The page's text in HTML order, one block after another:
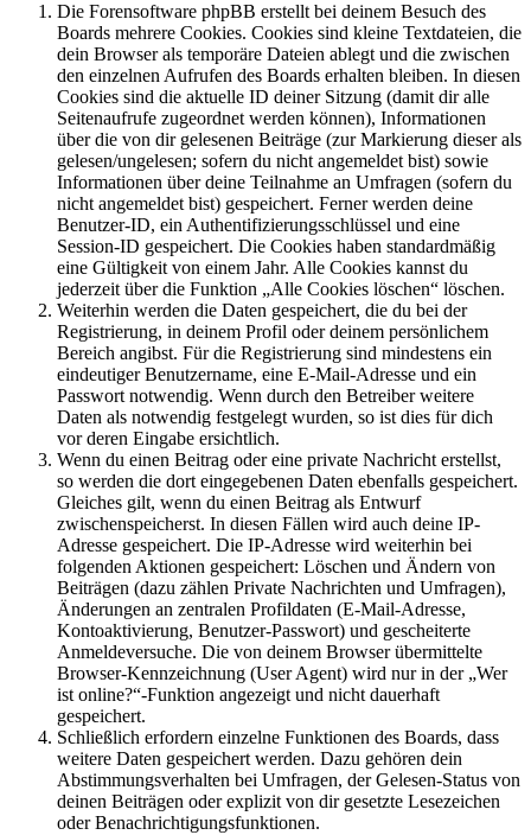
Die Forensoftware phpBB erstellt bei deinem Besuch des
Boards mehrere Cookies. Cookies sind kleine Textdateien, die
dein Browser als temporäre Dateien ablegt und die zwischen
den einzelnen Aufrufen des Boards erhalten bleiben. In diesen
Cookies sind die aktuelle ID deiner Sitzung (damit dir alle
Seitenaufrufe zugeordnet werden können), Informationen
über die von dir gelesenen Beiträge (zur Markierung dieser als
gelesen/ungelesen; sofern du nicht angemeldet bist) sowie
Informationen über deine Teilnahme an Umfragen (sofern du
nicht angemeldet bist) gespeichert. Ferner werden deine
Benutzer-ID, ein Authentifizierungsschlüssel und eine
Session-ID gespeichert. Die Cookies haben standardmäßig
eine Gültigkeit von einem Jahr. Alle Cookies kannst du
jederzeit über die Funktion „Alle Cookies löschen“ löschen.
Weiterhin werden die Daten gespeichert, die du bei der
Registrierung, in deinem Profil oder deinem persönlichem
Bereich angibst. Für die Registrierung sind mindestens ein
eindeutiger Benutzername, eine E-Mail-Adresse und ein
Passwort notwendig. Wenn durch den Betreiber weitere
Daten als notwendig festgelegt wurden, so ist dies für dich
vor deren Eingabe ersichtlich.
Wenn du einen Beitrag oder eine private Nachricht erstellst,
so werden die dort eingegebenen Daten ebenfalls gespeichert.
Gleiches gilt, wenn du einen Beitrag als Entwurf
zwischenspeicherst. In diesen Fällen wird auch deine IP-
Adresse gespeichert. Die IP-Adresse wird weiterhin bei
folgenden Aktionen gespeichert: Löschen und Ändern von
Beiträgen (dazu zählen Private Nachrichten und Umfragen),
Änderungen an zentralen Profildaten (E-Mail-Adresse,
Kontoaktivierung, Benutzer-Passwort) und gescheiterte
Anmeldeversuche. Die von deinem Browser übermittelte
Browser-Kennzeichnung (User Agent) wird nur in der „Wer
ist online?“-Funktion angezeigt und nicht dauerhaft
gespeichert.
Schließlich erfordern einzelne Funktionen des Boards, dass
weitere Daten gespeichert werden. Dazu gehören dein
Abstimmungsverhalten bei Umfragen, der Gelesen-Status von
deinen Beiträgen oder explizit von dir gesetzte Lesezeichen
oder Benachrichtigungsfunktionen.